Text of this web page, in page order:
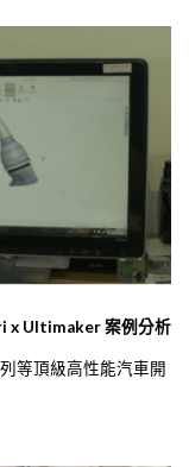
x Ultimaker 案例分析
等頂級高性能汽車開